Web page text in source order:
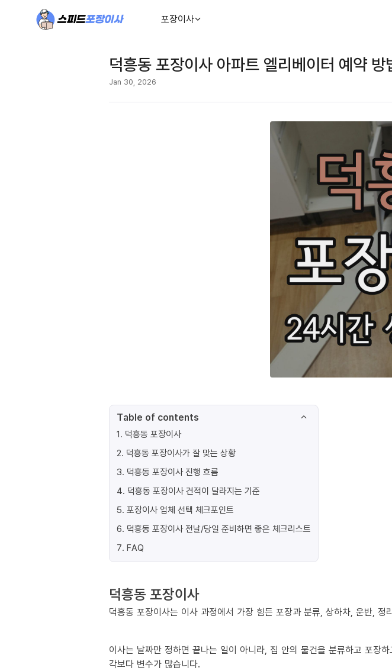
포장이사
덕흥동 포장이사 아파트 엘리베이터 예약 방
Jan 30, 2026
Table of contents
1. 덕흥동 포장이사
2. 덕흥동 포장이사가 잘 맞는 상황
3. 덕흥동 포장이사 진행 흐름
4. 덕흥동 포장이사 견적이 달라지는 기준
5. 포장이사 업체 선택 체크포인트
6. 덕흥동 포장이사 전날/당일 준비하면 좋은 체크리스트
7. FAQ
덕흥동 포장이사
덕흥동 포장이사는 이사 과정에서 가장 힘든 포장과 분류, 상하차, 운반,
이사는 날짜만 정하면 끝나는 일이 아니라, 집 안의 물건을 분류하고 포장
각보다 변수가 많습니다.